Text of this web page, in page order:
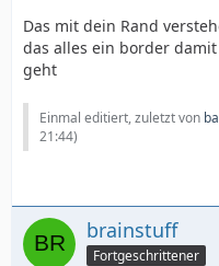
Das mit dein Rand
das alles ein border
geht
Einmal editiert, zuletzt von
21:44)
brainstuff
Fortgeschrittener